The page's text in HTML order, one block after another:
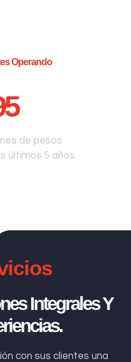
Operando
de pesos
últimos 5 años.
Integrales Y
con sus clientes una